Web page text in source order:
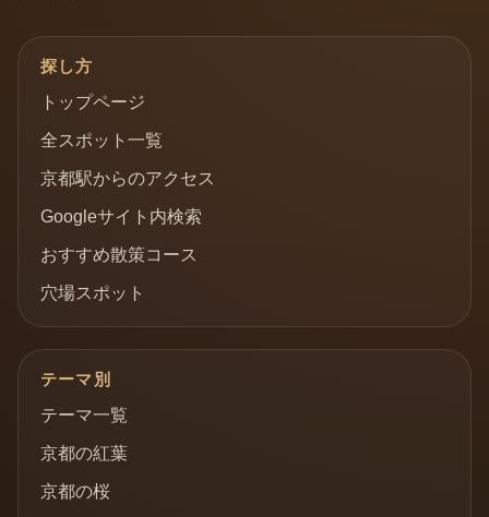
探し方
トップページ
全スポット一覧
京都駅からのアクセス
Googleサイト内検索
おすすめ散策コース
穴場スポット
テーマ別
テーマ一覧
京都の紅葉
京都の桜